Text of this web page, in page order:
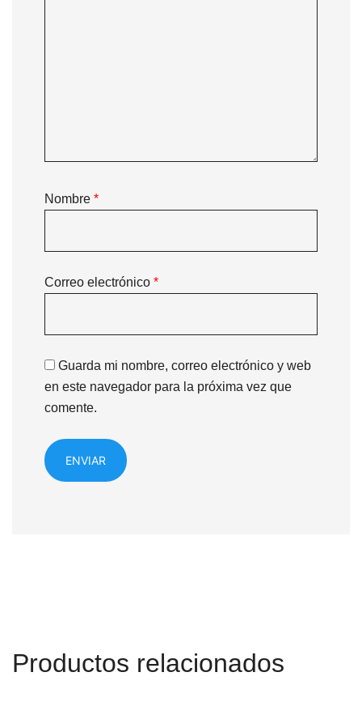
Nombre *
Correo electrónico *
Guarda mi nombre, correo electrónico y web
en este navegador para la próxima vez que
comente.
Productos relacionados